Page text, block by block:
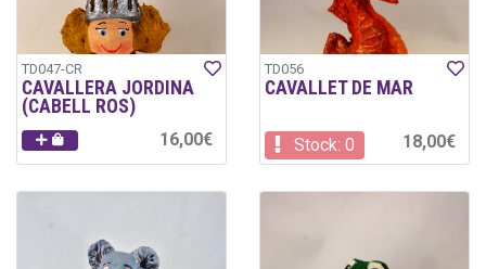
TD047-CR
CAVALLERA JORDINA
(CABELL ROS)
16,00€
TD056
CAVALLET DE MAR
Stock: 0 18,00€